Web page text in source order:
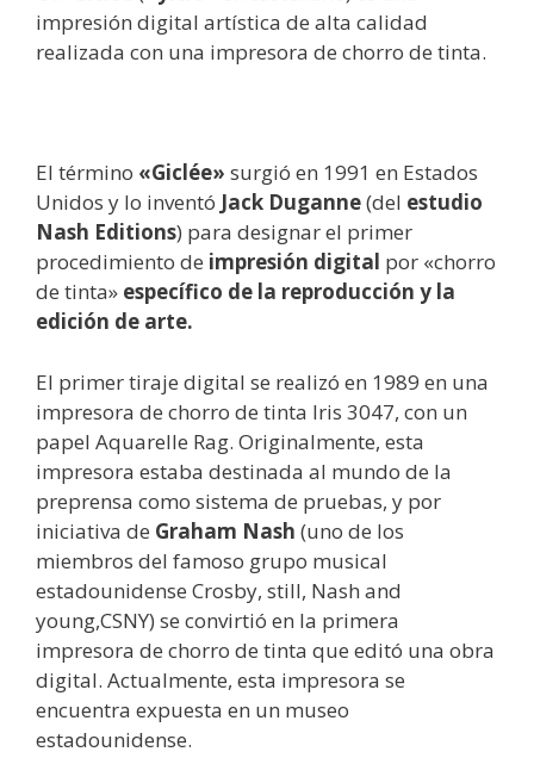
impresión digital artística de alta calidad
realizada con una impresora de chorro de tinta.
El término «Giclée» surgió en 1991 en Estados
Unidos y lo inventó Jack Duganne(del estudio
Nash Editions) para designar el primer
procedimiento de impresión digital por «chorro
de tinta» específico de la reproducción y la
edición de arte.
El primer tiraje digital se realizó en 1989 en una
impresora de chorro de tinta Iris 3047, con un
papel Aquarelle Rag. Originalmente, esta
impresora estaba destinada al mundo de la
preprensa como sistema de pruebas, y por
iniciativa de Graham Nash (uno de los
miembros del famoso grupo musical
estadounidense Crosby, still, Nash and
young,CSNY) se convirtió en la primera
impresora de chorro de tinta que editó una obra
digital. Actualmente, esta impresora se
encuentra expuesta en un museo
estadounidense.